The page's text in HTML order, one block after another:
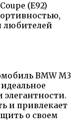
(E92)
любителей
BMW M3
и привлекает
о своем